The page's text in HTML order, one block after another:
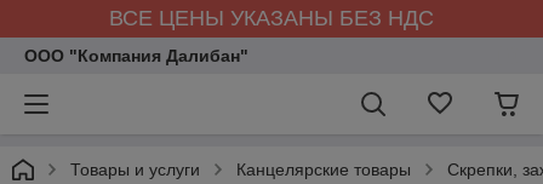
ВСЕ ЦЕНЫ УКАЗАНЫ БЕЗ НДС
ООО "Компания Далибан"
Товары и услуги Канцелярские товары Скрепки,